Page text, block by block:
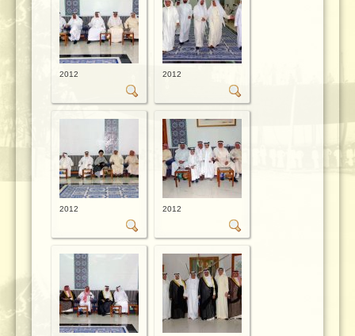
2012 2012
2012 2012